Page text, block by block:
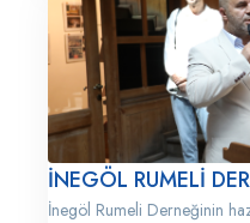
İNEGÖL RUMELİ
İnegöl Rumeli Derneğinin